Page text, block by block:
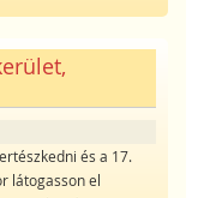
és a 17.
látogasson el